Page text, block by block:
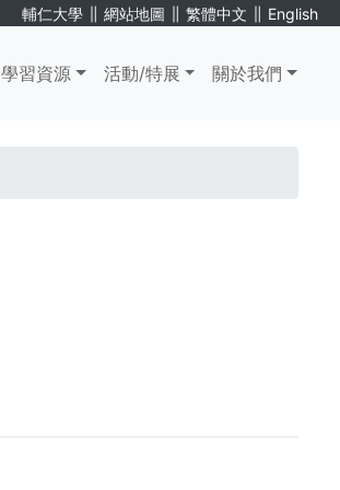
輔仁大學 ∥ 網站地圖 ∥ 繁體中文 ∥ English
學習資源 活動/特展 關於我們